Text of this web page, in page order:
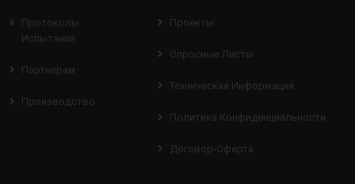
Протоколы
Испытаний
Партнерам
Производство
Проекты
Опросные Листы
Техническая Информация
Политика Конфиденциальности
Договор-Оферта